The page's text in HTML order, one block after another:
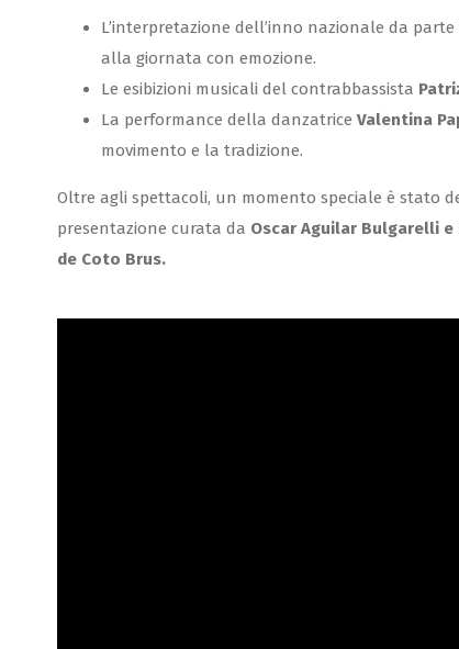
L’interpretazione dell’inno nazionale da
alla giornata con emozione.
Le esibizioni musicali del contrabbassista
La performance della danzatrice Valentina
movimento e la tradizione.
Oltre agli spettacoli, un momento speciale è stato
presentazione curata da Oscar Aguilar Bulgarelli e
de Coto Brus.